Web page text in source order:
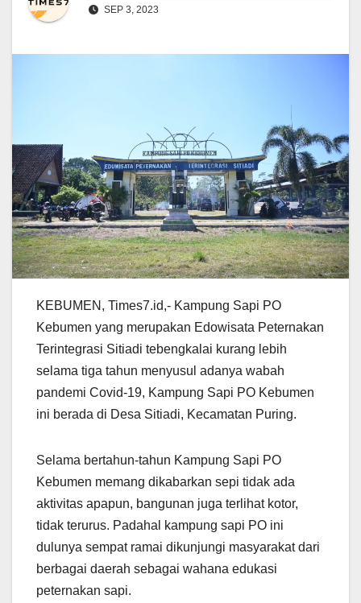
SEP 3, 2023
KEBUMEN, Times7.id,- Kampung Sapi PO
Kebumen yang merupakan Edowisata Peternakan
Terintegrasi Sitiadi tebengkalai kurang lebih
selama tiga tahun menyusul adanya wabah
pandemi Covid-19, Kampung Sapi PO Kebumen
ini berada di Desa Sitiadi, Kecamatan Puring.
Selama bertahun-tahun Kampung Sapi PO
Kebumen memang dikabarkan sepi tidak ada
aktivitas apapun, bangunan juga terlihat kotor,
tidak terurus. Padahal kampung sapi PO ini
dulunya sempat ramai dikunjungi masyarakat dari
berbagai daerah sebagai wahana edukasi
peternakan sapi.